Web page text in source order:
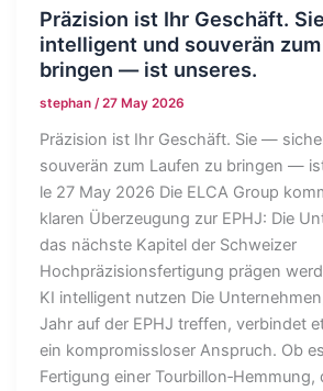
Präzision ist Ihr Geschäft.
intelligent und souverän
bringen — ist unseres.
stephan/27 May 2026
Präzision ist Ihr Geschäft. Sie —
souverän zum Laufen zu bringen —
le 27 May 2026 Die ELCA Group
klaren Überzeugung zur EPHJ: Die
das nächste Kapitel der Schweizer
Hochpräzisionsfertigung prägen
KI intelligent nutzen Die
Jahr auf der EPHJ treffen, verbindet
ein kompromissloser Anspruch. Ob
Fertigung einer Tourbillon‑Hemmung,